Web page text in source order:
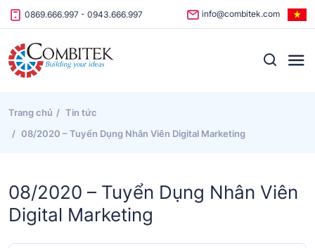
Skip to content
0869.666.997 - 0943.666.997 info@combitek.com
Trang chủ
Tin tức
08/2020 – Tuyển Dụng Nhân Viên Digital Marketing
08/2020 – Tuyển Dụng Nhân Viên
Digital Marketing